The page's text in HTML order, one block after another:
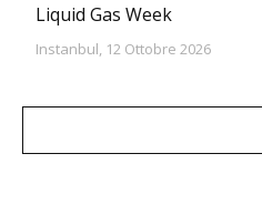
Liquid Gas Week
Instanbul, 12 Ottobre 2026